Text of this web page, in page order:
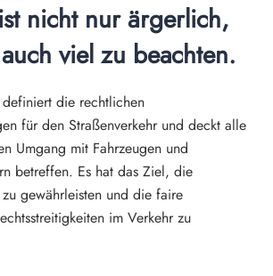
nicht nur ärgerlich,
viel zu beachten.
definiert die rechtlichen
für den Straßenverkehr und deckt alle
Umgang mit Fahrzeugen und
betreffen. Es hat das Ziel, die
gewährleisten und die faire
im Verkehr zu